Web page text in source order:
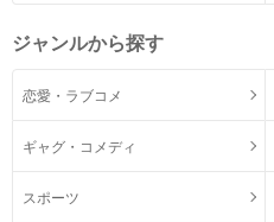
ジャンルから探す
恋愛・ラブコメ
ギャグ・コメディ
スポーツ